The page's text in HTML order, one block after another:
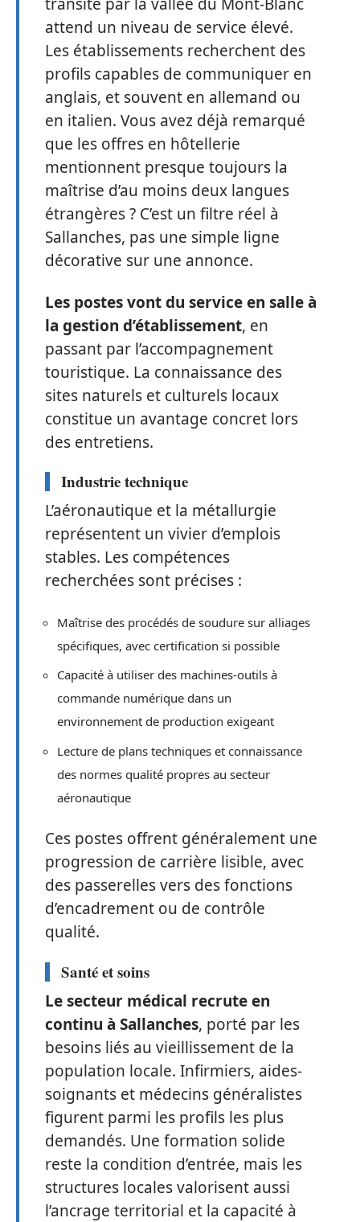
attend un niveau de service élevé.
Les établissements recherchent des
profils capables de communiquer en
anglais, et souvent en allemand ou
en italien. Vous avez déjà remarqué
que les offres en hôtellerie
mentionnent presque toujours la
maîtrise d’au moins deux langues
étrangères ? C’est un filtre réel à
Sallanches, pas une simple ligne
décorative sur une annonce.
Les postes vont du service en salle à
la gestion d’établissement, en
passant par l’accompagnement
touristique. La connaissance des
sites naturels et culturels locaux
constitue un avantage concret lors
des entretiens.
Industrie technique
L’aéronautique et la métallurgie
représentent un vivier d’emplois
stables. Les compétences
recherchées sont précises :
Maîtrise des procédés de soudure sur alliages
spécifiques, avec certification si possible
Capacité à utiliser des machines-outils à
commande numérique dans un
environnement de production exigeant
Lecture de plans techniques et connaissance
des normes qualité propres au secteur
aéronautique
Ces postes offrent généralement une
progression de carrière lisible, avec
des passerelles vers des fonctions
d’encadrement ou de contrôle
qualité.
Santé et soins
Le secteur médical recrute en
continu à Sallanches, porté par les
besoins liés au vieillissement de la
population locale. Infirmiers, aides-
soignants et médecins généralistes
figurent parmi les profils les plus
demandés. Une formation solide
reste la condition d’entrée, mais les
structures locales valorisent aussi
l’ancrage territorial et la capacité à